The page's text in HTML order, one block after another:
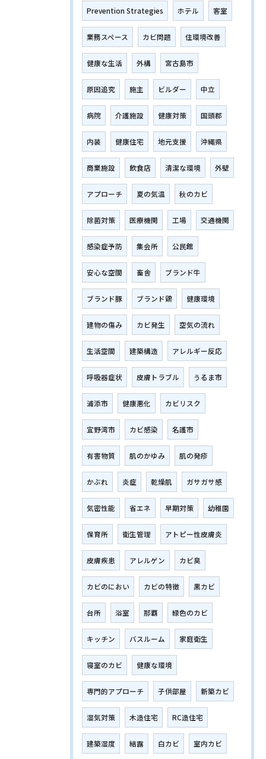
Prevention Strategies ホテル 客室
業務スペース カビ問題 住環境改善
健康な生活 外構 宮古島市
原因追究 施主 ビルダー 中立
病院 介護施設 健康対策 国頭郡
内装 健康住宅 地元支援 沖縄県
商業施設 飲食店 清潔な環境 外壁
アプローチ 夏の気温 秋のカビ
除菌対策 医療機関 工場 交通機関
感染症予防 集会所 公民館
安心な空間 畜舎 ブランド牛
ブランド豚 ブランド鶏 健康環境
建物の傷み カビ発生 空気の流れ
生活空間 建築構造 アレルギー反応
呼吸器症状 皮膚トラブル うるま市
浦添市 健康悪化 カビリスク
宜野湾市 カビ感染 名護市
有害物質 肌のかゆみ 肌の発疹
かぶれ 炎症 乾燥肌 ガサガサ感
気密性能 省エネ 早期対策 幼稚園
保育所 衛生管理 アトピー性皮膚炎
皮膚疾患 アレルゲン カビ臭
カビのにおい カビの特徴 黒カビ
台所 浴室 那覇 緑色のカビ
キッチン バスルーム 家庭衛生
寝室のカビ 健康な環境
専門的アプローチ 子供部屋 新築カビ
湿気対策 木造住宅 RC造住宅
建築湿度 結露 白カビ 室内カビ